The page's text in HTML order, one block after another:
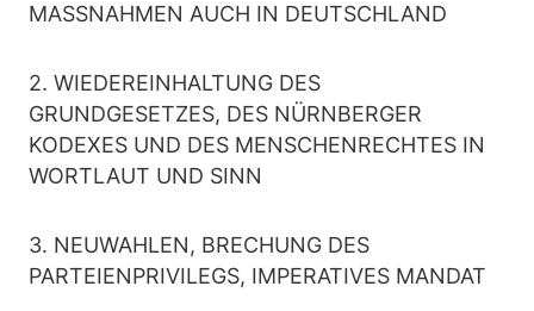
MASSNAHMEN AUCH IN DEUTSCHLAND
2. WIEDEREINHALTUNG DES
GRUNDGESETZES, DES NÜRNBERGER
KODEXES UND DES MENSCHENRECHTES IN
WORTLAUT UND SINN
3. NEUWAHLEN, BRECHUNG DES
PARTEIENPRIVILEGS, IMPERATIVES MANDAT